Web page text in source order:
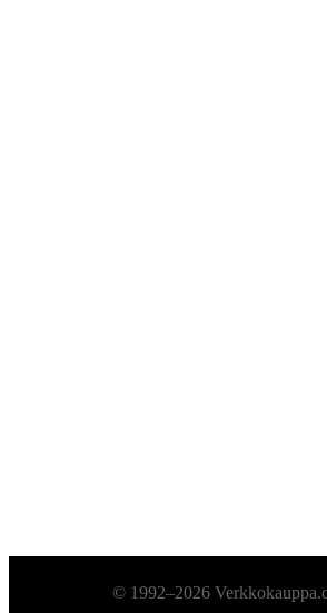
Alatunniste© 1992–2026